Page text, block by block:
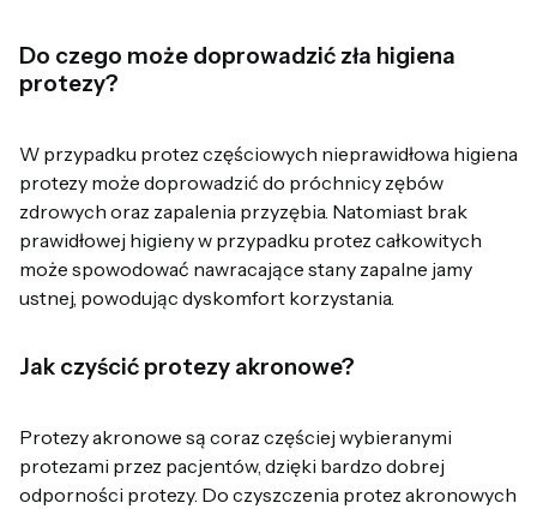
Do czego może doprowadzić zła higiena
protezy?
W przypadku protez częściowych nieprawidłowa higiena
protezy może doprowadzić do próchnicy zębów
zdrowych oraz zapalenia przyzębia. Natomiast brak
prawidłowej higieny w przypadku protez całkowitych
może spowodować nawracające stany zapalne jamy
ustnej, powodując dyskomfort korzystania.
Jak czyścić protezy akronowe?
Protezy akronowe są coraz częściej wybieranymi
protezami przez pacjentów, dzięki bardzo dobrej
odporności protezy. Do czyszczenia protez akronowych